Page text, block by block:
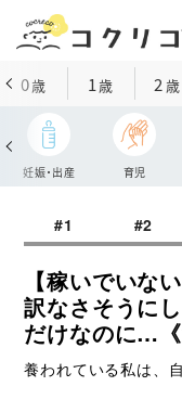
0歳 1歳 2 歳
妊娠・出産 育児
#1 #2
【稼いでいな
訳なさそうに
だけなのに…《
養われている私は、